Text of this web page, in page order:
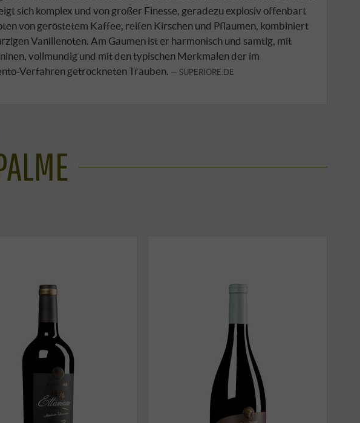
sich komplex und von großer Finesse, geradezu explosiv offenbart
von geröstetem Kaffee, reifen Kirschen und Pflaumen, kombiniert
Vanillenoten. Am Gaumen ist er harmonisch und samtig, mit
vollmundig und mit den typischen Merkmalen der im
Verfahren getrockneten Trauben.
SUPERIORE.DE